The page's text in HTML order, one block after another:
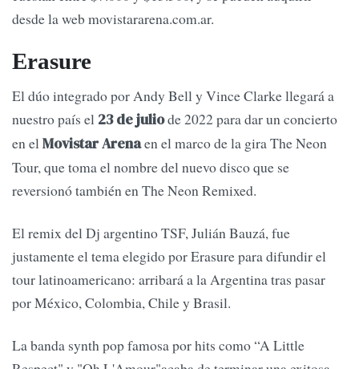
desde la web movistararena.com.ar.
Erasure
El dúo integrado por Andy Bell y Vince Clarke llegará a
nuestro país el 23 de juliode 2022 para dar un concierto
en elMovistar Arenaen el marco de la gira The Neon
Tour, que toma el nombre del nuevo disco que se
reversionó también en The Neon Remixed.
El remix del Dj argentino TSF, Julián Bauzá, fue
justamente el tema elegido por Erasure para difundir el
tour latinoamericano: arribará a la Argentina tras pasar
por México, Colombia, Chile y Brasil.
La banda synth pop famosa por hits como “A Little